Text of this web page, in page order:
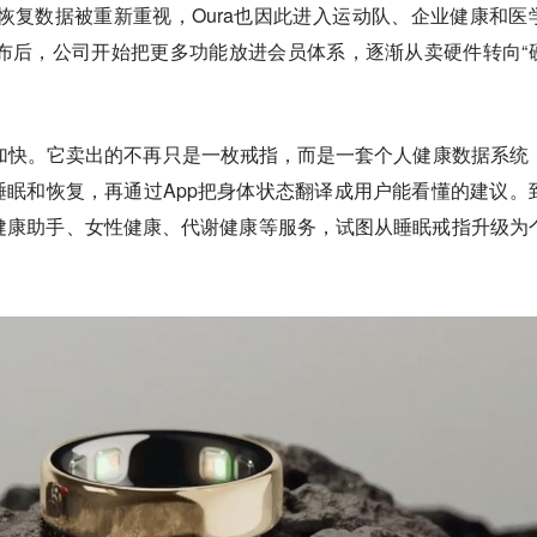
复数据被重新重视，Oura也因此进入运动队、企业健康和医
后，公司开始把更多功能放进会员体系，逐渐从卖硬件转向“
。它卖出的不再只是一枚戒指，而是一套个人健康数据系统
和恢复，再通过App把身体状态翻译成用户能看懂的建议。
助手、女性健康、代谢健康等服务，试图从睡眠戒指升级为